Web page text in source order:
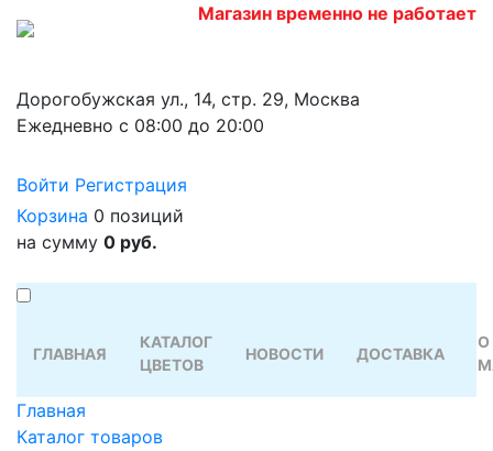
Магазин временно не работает
Дорогобужская ул., 14, стр. 29, Москва
Ежедневно с 08:00 до 20:00
Войти Регистрация
Корзина 0 позиций
на сумму 0 руб.
ГЛАВНАЯ
КАТАЛОГ
ЦВЕТОВ
НОВОСТИ ДОСТАВКА
О
Главная
Каталог товаров